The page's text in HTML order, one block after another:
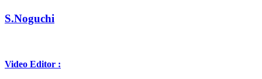
S.Noguchi
Video Editor :